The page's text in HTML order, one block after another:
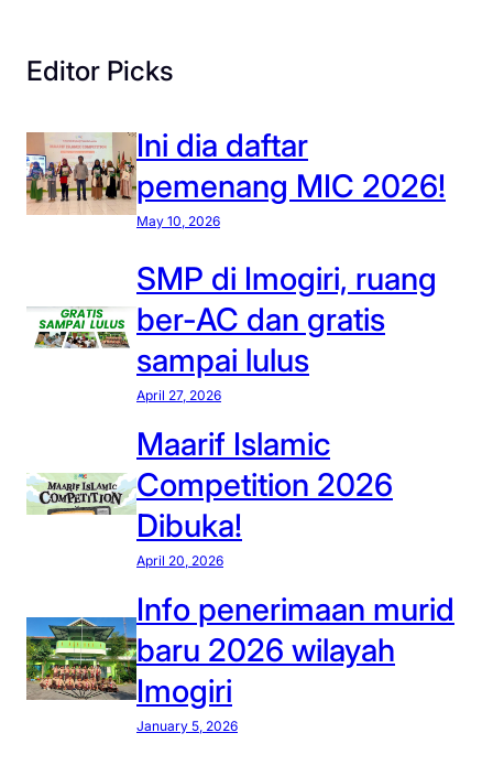
Editor Picks
Ini dia daftar
pemenang MIC 2026!
May 10, 2026
SMP di Imogiri, ruang
ber-AC dan gratis
sampai lulus
April 27, 2026
Maarif Islamic
Competition 2026
Dibuka!
April 20, 2026
Info penerimaan murid
baru 2026 wilayah
Imogiri
January 5, 2026